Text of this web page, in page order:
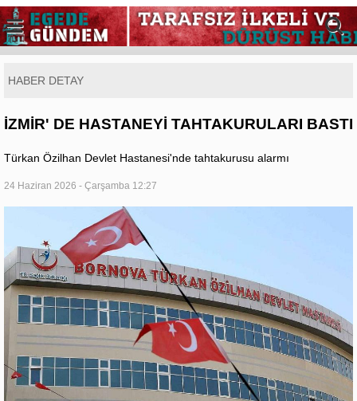
HABER DETAY
İZMİR' DE HASTANEYİ TAHTAKURULARI BASTI
Türkan Özilhan Devlet Hastanesi'nde tahtakurusu alarmı
24 Haziran 2026 - Çarşamba 12:27